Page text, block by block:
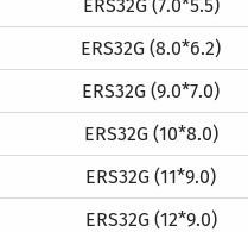
ERS32G (7.0*5.5)
ERS32G (8.0*6.2)
ERS32G (9.0*7.0)
ERS32G (10*8.0)
ERS32G (11*9.0)
ERS32G (12*9.0)